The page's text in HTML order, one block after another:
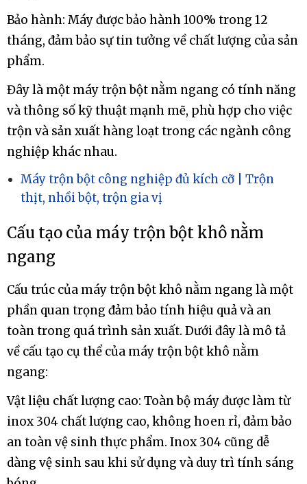
Bảo hành: Máy được bảo hành 100% trong 12
tháng, đảm bảo sự tin tưởng về chất lượng của sản
phẩm.
Đây là một máy trộn bột nằm ngang có tính năng
và thông số kỹ thuật mạnh mẽ, phù hợp cho việc
trộn và sản xuất hàng loạt trong các ngành công
nghiệp khác nhau.
Máy trộn bột công nghiệp đủ kích cỡ | Trộn
thịt, nhồi bột, trộn gia vị
Cấu tạo của máy trộn bột khô nằm
ngang
Cấu trúc của máy trộn bột khô nằm ngang là một
phần quan trọng đảm bảo tính hiệu quả và an
toàn trong quá trình sản xuất. Dưới đây là mô tả
về cấu tạo cụ thể của máy trộn bột khô nằm
ngang:
Vật liệu chất lượng cao: Toàn bộ máy được làm từ
inox 304 chất lượng cao, không hoen rỉ, đảm bảo
an toàn vệ sinh thực phẩm. Inox 304 cũng dễ
dàng vệ sinh sau khi sử dụng và duy trì tính sáng